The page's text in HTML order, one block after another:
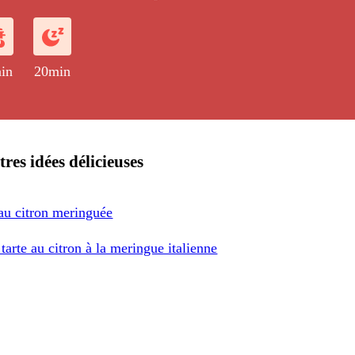
20min
idées délicieuses
citron meringuée
au citron à la meringue italienne